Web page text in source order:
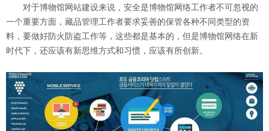
对于博物馆网站建设来说，安全是博物馆网络工作者不可忽视的
一个重要方面，藏品管理工作者要求妥善的保管各种不同类型的资
料，要做好防火防盗工作等，这些都是基本的，但是博物馆网络在新
时代下，还应该有新思维方式和习惯，应该有所创新。